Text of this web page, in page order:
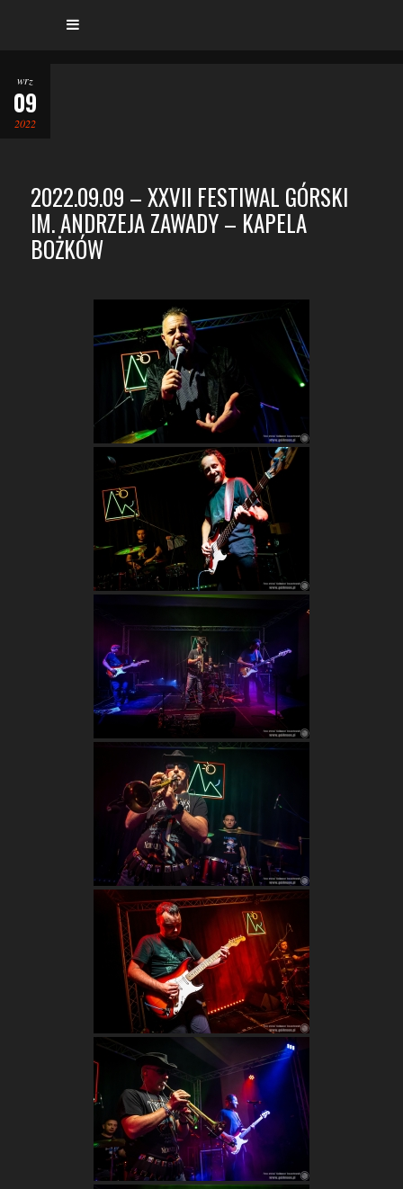
wrz
09
2022
2022.09.09 – XXVII FESTIWAL GÓRSKI
IM. ANDRZEJA ZAWADY – KAPELA
BOŻKÓW